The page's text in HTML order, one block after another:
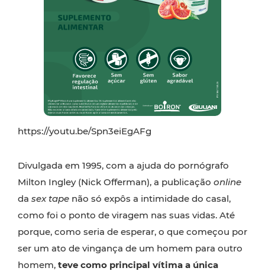
https://youtu.be/Spn3eiEgAFg
Divulgada em 1995, com a ajuda do pornógrafo
Milton Ingley (Nick Offerman), a publicação online
da sex tape não só expôs a intimidade do casal,
como foi o ponto de viragem nas suas vidas. Até
porque, como seria de esperar, o que começou por
ser um ato de vingança de um homem para outro
homem, teve como principal vítima a única